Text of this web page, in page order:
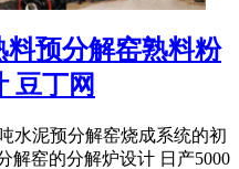
料预分解窑熟料粉
豆丁网
水泥预分解窑烧成系统的初
解窑的分解炉设计 日产5000